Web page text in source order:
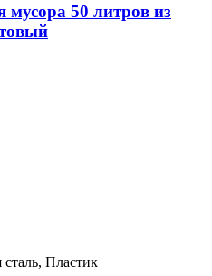
50 литров из
Пластик